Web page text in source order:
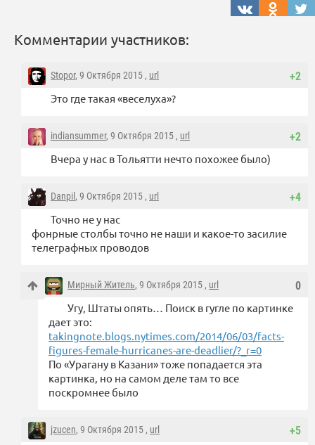
Комментарии участников:
+2
Stopor, 9 Октября 2015 , url
Это где такая «веселуха»?
+2
indiansummer, 9 Октября 2015 , url
Вчера у нас в Тольятти нечто похожее было)
+4
Danpil , 9 Октября 2015 , url
Точно не у нас
фонрные столбы точно не наши и какое-то засилие
телеграфных проводов
0
Мирный Житель, 9 Октября 2015 , url
Угу, Штаты опять… Поиск в гугле по картинке
дает это:
takingnote.blogs.nytimes.com/2014/06/03/facts-
figures-female-hurricanes-are-deadlier/?_r=0
По «Урагану в Казани» тоже попадается эта
картинка, но на самом деле там то все
поскромнее было
+5
jzucen, 9 Октября 2015 , url